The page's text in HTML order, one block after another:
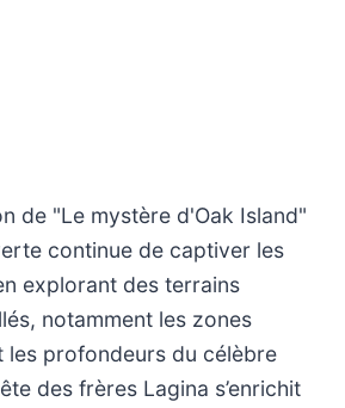
de "Le mystère d'Oak Island"
continue de captiver les
explorant des terrains
notamment les zones
les profondeurs du célèbre
des frères Lagina s’enrichit